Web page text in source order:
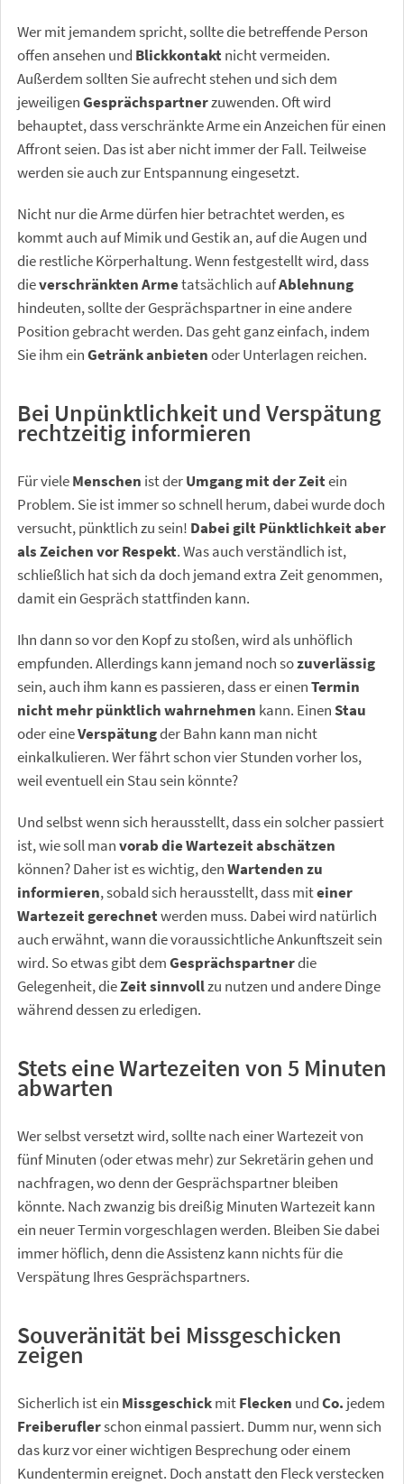
Wer mit jemandem spricht, sollte die betreffende Person
offen ansehen und Blickkontakt nicht vermeiden.
Außerdem sollten Sie aufrecht stehen und sich dem
jeweiligenGesprächspartnerzuwenden. Oft wird
behauptet, dass verschränkte Arme ein Anzeichen für einen
Affront seien. Das ist aber nicht immer der Fall. Teilweise
werden sie auch zur Entspannung eingesetzt.
Nicht nur die Arme dürfen hier betrachtet werden, es
kommt auch auf Mimik und Gestik an, auf die Augen und
die restliche Körperhaltung. Wenn festgestellt wird, dass
dieverschränkten Armetatsächlich aufAblehnung
hindeuten, sollte der Gesprächspartner in eine andere
Position gebracht werden. Das geht ganz einfach, indem
Sie ihm einGetränk anbietenoder Unterlagen reichen.
Bei Unpünktlichkeit und Verspätung
rechtzeitig informieren
Für vieleMenschen ist derUmgang mit der Zeitein
Problem. Sie ist immer so schnell herum, dabei wurde doch
versucht, pünktlich zu sein! Dabei gilt Pünktlichkeit aber
als Zeichen vor Respekt. Was auch verständlich ist,
schließlich hat sich da doch jemand extra Zeit genommen,
damit ein Gespräch stattfinden kann.
Ihn dann so vor den Kopf zu stoßen, wird als unhöflich
empfunden. Allerdings kann jemand noch sozuverlässig
sein, auch ihm kann es passieren, dass er einenTermin
nicht mehr pünktlich wahrnehmen kann. EinenStau
oder eineVerspätungder Bahn kann man nicht
einkalkulieren. Wer fährt schon vier Stunden vorher los,
weil eventuell ein Stau sein könnte?
Und selbst wenn sich herausstellt, dass ein solcher passiert
ist, wie soll manvorab die Wartezeit abschätzen
können? Daher ist es wichtig, denWartenden zu
informieren, sobald sich herausstellt, dass miteiner
Wartezeit gerechnetwerden muss. Dabei wird natürlich
auch erwähnt, wann die voraussichtliche Ankunftszeit sein
wird. So etwas gibt demGesprächspartnerdie
Gelegenheit, dieZeit sinnvollzu nutzen und andere Dinge
während dessen zu erledigen.
Stets eine Wartezeiten von 5 Minuten
abwarten
Wer selbst versetzt wird, sollte nach einer Wartezeit von
fünf Minuten (oder etwas mehr) zur Sekretärin gehen und
nachfragen, wo denn der Gesprächspartner bleiben
könnte. Nach zwanzig bis dreißig Minuten Wartezeit kann
ein neuer Termin vorgeschlagen werden. Bleiben Sie dabei
immer höflich, denn die Assistenz kann nichts für die
Verspätung Ihres Gesprächspartners.
Souveränität bei Missgeschicken
zeigen
Sicherlich ist ein MissgeschickmitFlecken undCo. jedem
Freiberuflerschon einmal passiert. Dumm nur, wenn sich
das kurz vor einer wichtigen Besprechung oder einem
Kundentermin ereignet. Doch anstatt den Fleck verstecken